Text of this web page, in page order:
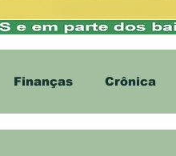
Finanças Crônica